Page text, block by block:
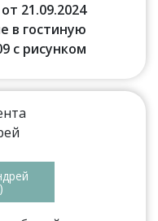
21.09.2024
в гостиную
с рисунком